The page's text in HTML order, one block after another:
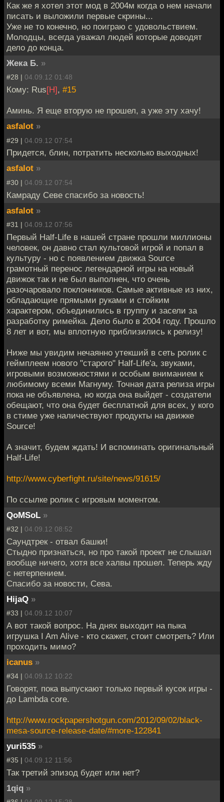
Как же я хотел этот мод в 2004м когда о нем начали
писать и выложили первые скрины...
Уже не то конечно, но поиграю с удовольствием.
Молодцы, всегда уважал людей которые доводят
дело до конца.
Жека Б. »
#28 | 04.09.12 01:48
Кому: Rus[H], #15
Аминь. Я еще вторую не прошел, а уже эту хачу!
asfalot »
#29 | 04.09.12 07:54
Придется, блин, потратить несколько выходных!
asfalot »
#30 | 04.09.12 07:54
Камраду Севе спасибо за новость!
asfalot »
#31 | 04.09.12 07:56
Первый Half-Life в нашей стране прошли миллионы
человек, он давно стал культовой игрой и попал в
культуру - но с появлением движка Source
грамотный перенос легендарной игры на новый
движок так и не был выполнен, что очень
разочаровало поклонников. Самые активные из них,
обладающие прямыми руками и стойким
характером, объединились в группу и засели за
разработку римейка. Дело было в 2004 году. Прошло
8 лет и вот, мы вплотную приблизились к релизу!
Ниже мы увидим нечаянно утекший в сеть ролик с
геймплеем нового "старого" Half-Life'а, звуками,
игровыми возможностями и особым вниманием к
любимому всеми Магнуму. Точная дата релиза игры
пока не объявлена, но когда она выйдет - создатели
обещают, что она будет бесплатной для всех, у кого
в стиме уже наличествуют продукты на движке
Source!
А значит, будем ждать! И вспоминать оригинальный
Half-Life!
http://www.cyberfight.ru/site/news/91615/
По ссылке ролик с игровым моментом.
QoMSoL »
#32 | 04.09.12 08:52
Саундтрек - отвал башки!
Стыдно признаться, но про такой проект не слышал
вообще ничего, хотя все халвы прошел. Теперь жду
с нетерпением.
Спасибо за новости, Сева.
HijaQ »
#33 | 04.09.12 10:07
А вот такой вопрос. На днях выходит на пыка
игрушка I Am Alive - кто скажет, стоит смотреть? Или
проходить мимо?
icanus »
#34 | 04.09.12 10:22
Говорят, пока выпускают только первый кусок игры -
до Lambda core.
http://www.rockpapershotgun.com/2012/09/02/black-
mesa-source-release-date/#more-122841
yuri535 »
#35 | 04.09.12 11:56
Так третий эпизод будет или нет?
1qiq »